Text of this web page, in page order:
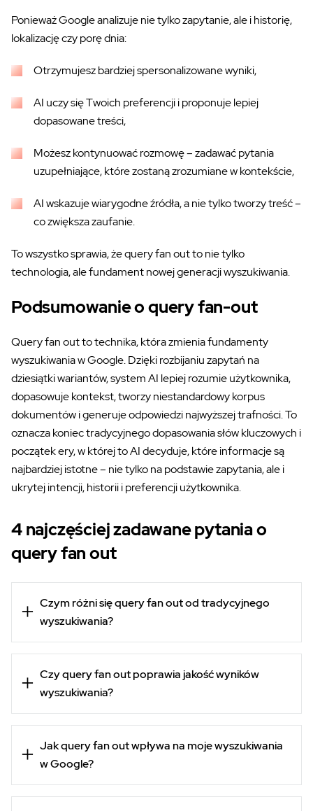
Ponieważ Google analizuje nie tylko zapytanie, ale i historię,
lokalizację czy porę dnia:
Otrzymujesz bardziej spersonalizowane wyniki,
AI uczy się Twoich preferencji i proponuje lepiej
dopasowane treści,
Możesz kontynuować rozmowę – zadawać pytania
uzupełniające, które zostaną zrozumiane w kontekście,
AI wskazuje wiarygodne źródła, a nie tylko tworzy treść –
co zwiększa zaufanie.
To wszystko sprawia, że query fan out to nie tylko
technologia, ale fundament nowej generacji wyszukiwania.
Podsumowanie o query fan-out
Query fan out to technika, która zmienia fundamenty
wyszukiwania w Google. Dzięki rozbijaniu zapytań na
dziesiątki wariantów, system AI lepiej rozumie użytkownika,
dopasowuje kontekst, tworzy niestandardowy korpus
dokumentów i generuje odpowiedzi najwyższej trafności. To
oznacza koniec tradycyjnego dopasowania słów kluczowych i
początek ery, w której to AI decyduje, które informacje są
najbardziej istotne – nie tylko na podstawie zapytania, ale i
ukrytej intencji, historii i preferencji użytkownika.
4 najczęściej zadawane pytania o
query fan out
Czym różni się query fan out od tradycyjnego
wyszukiwania?
Czy query fan out poprawia jakość wyników
wyszukiwania?
Jak query fan out wpływa na moje wyszukiwania
w Google?